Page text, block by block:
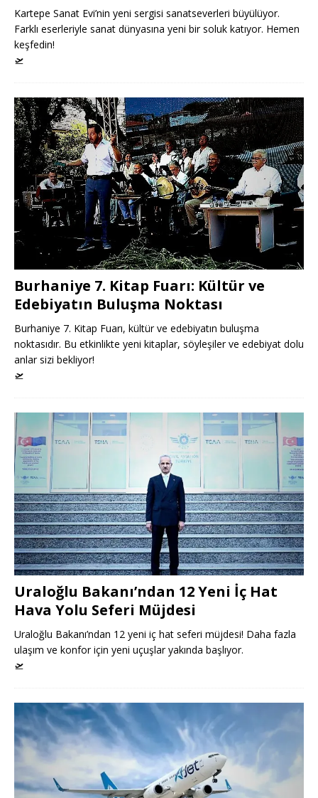
Kartepe Sanat Evi’nin yeni sergisi sanatseverleri büyülüyor.
Farklı eserleriyle sanat dünyasına yeni bir soluk katıyor. Hemen
keşfedin!
🛫
Burhaniye 7. Kitap Fuarı: Kültür ve
Edebiyatın Buluşma Noktası
Burhaniye 7. Kitap Fuarı, kültür ve edebiyatın buluşma
noktasıdır. Bu etkinlikte yeni kitaplar, söyleşiler ve edebiyat dolu
anlar sizi bekliyor!
🛫
Uraloğlu Bakanı’ndan 12 Yeni İç Hat
Hava Yolu Seferi Müjdesi
Uraloğlu Bakanı’ndan 12 yeni iç hat seferi müjdesi! Daha fazla
ulaşım ve konfor için yeni uçuşlar yakında başlıyor.
🛫